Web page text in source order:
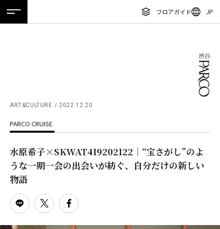
フロアガイド JP
ホーム 特集 ニュース イベント アクセス
ニュース
特集
TAX FREE
DELIVERY SERVICES
ENGLISH
ภาษาไทย
日本語
ART&CULTURE 2022.12.20
PARCO CRUISE
水原希子×SKWAT419202122｜“宝さがし”のよ
うな一期一会の出会いが紡ぐ、自分だけの新しい
物語